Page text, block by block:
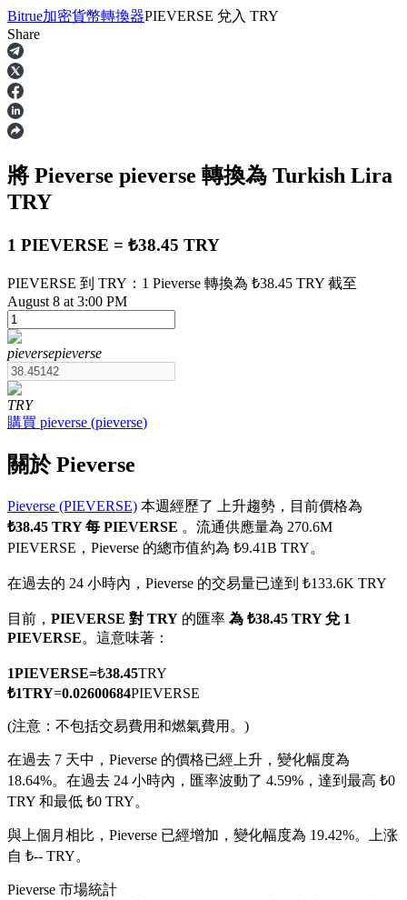
合約
USDT永續
多種以USDT結算的永續合約
幣本位永續
以數字貨幣為保證金的永續合約
TradFi
美股、外匯、貴金屬及大宗商品衍生性商品
USDC永續
Bitrue加密貨幣轉換器PIEVERSE 兌入 TRY
Share
將 Pieverse pieverse 轉換為 Turkish Lira
TRY
1 PIEVERSE = ₺38.45 TRY
PIEVERSE 到 TRY：1 Pieverse 轉換為 ₺38.45 TRY 截至
August 8 at 3:00 PM
pieversepieverse
TRY
購買 pieverse (pieverse)
關於 Pieverse
Pieverse (PIEVERSE) 本週經歷了 上升趨勢，目前價格為
₺38.45 TRY 每 PIEVERSE 。流通供應量為 270.6M
PIEVERSE，Pieverse 的總市值約為 ₺9.41B TRY。
在過去的 24 小時內，Pieverse 的交易量已達到 ₺133.6K TRY
目前， PIEVERSE 對 TRY 的匯率 為 ₺38.45 TRY 兌 1
PIEVERSE。這意味著：
1PIEVERSE=₺38.45TRY
₺1TRY=0.02600684PIEVERSE
(注意：不包括交易費用和燃氣費用。)
在過去 7 天中，Pieverse 的價格已經上升，變化幅度為
18.64%。 在過去 24 小時內，匯率波動了 4.59%，達到最高 ₺0
TRY 和最低 ₺0 TRY。
與上個月相比，Pieverse 已經增加，變化幅度為 19.42%。上涨
自 ₺-- TRY。
Pieverse 市場統計